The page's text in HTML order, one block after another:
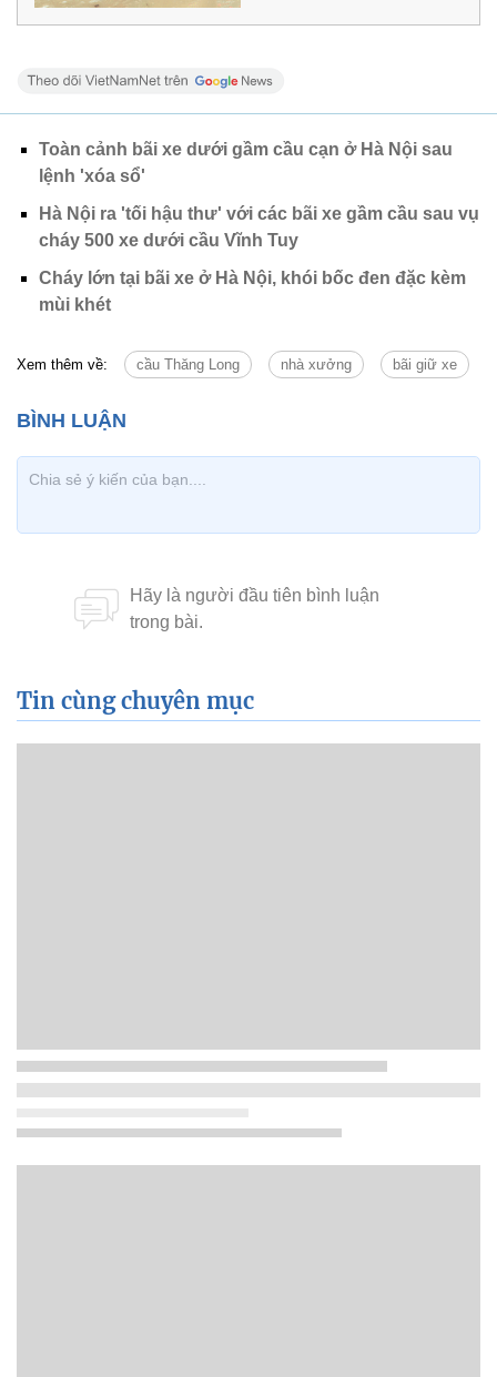
Toàn cảnh bãi xe dưới gầm cầu cạn ở Hà Nội sau
lệnh 'xóa sổ'
Hà Nội ra 'tối hậu thư' với các bãi xe gầm cầu sau vụ
cháy 500 xe dưới cầu Vĩnh Tuy
Cháy lớn tại bãi xe ở Hà Nội, khói bốc đen đặc kèm
mùi khét
Xem thêm về: cầu Thăng Long nhà xưởng bãi giữ xe
Tin cùng chuyên mục